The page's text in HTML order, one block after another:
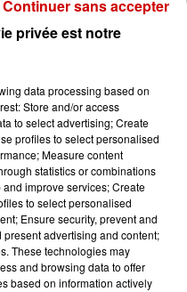
professeur
pour
Voir plus
vos entrées
zoos de nos
privée est notre
data processing based on
Store and/or access
to select advertising; Create
profiles to select personalised
Measure content
statistics or combinations
improve services; Create
to select personalised
Ensure security, prevent and
advertising and content;
These technologies may
and browsing data to offer
based on information actively
Continuer sans accepter